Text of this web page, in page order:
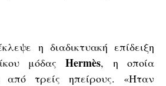
η διαδικτυακή επίδειξη
μόδαςHermès, η οποία
από τρείς ηπείρους. «Ήταν